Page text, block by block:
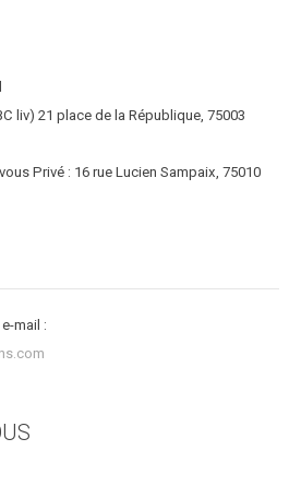
liv) 21 place de la République, 75003
Privé : 16 rue Lucien Sampaix, 75010
mail :